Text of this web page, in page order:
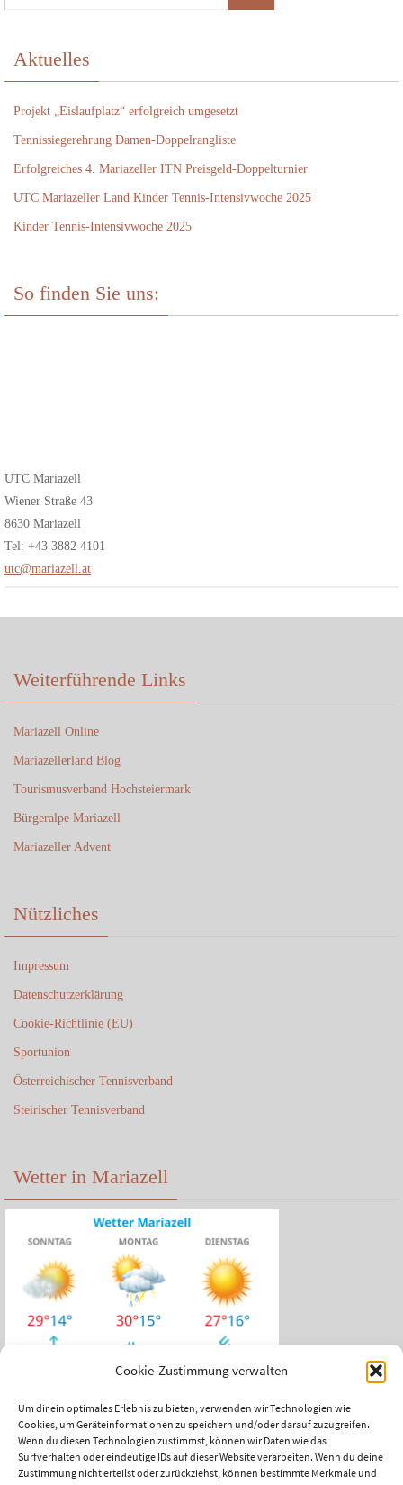
Cookie-Zustimmung verwalten
Um dir ein optimales Erlebnis zu bieten, verwenden wir Technologien wie
Cookies, um Geräteinformationen zu speichern und/oder darauf zuzugreifen.
Wenn du diesen Technologien zustimmst, können wir Daten wie das
Surfverhalten oder eindeutige IDs auf dieser Website verarbeiten. Wenn du deine
Zustimmung nicht erteilst oder zurückziehst, können bestimmte Merkmale und
Aktuelles
Projekt „Eislaufplatz“ erfolgreich umgesetzt
Tennissiegerehrung Damen-Doppelrangliste
Erfolgreiches 4. Mariazeller ITN Preisgeld-Doppelturnier
UTC Mariazeller Land Kinder Tennis-Intensivwoche 2025
Kinder Tennis-Intensivwoche 2025
So finden Sie uns:
UTC Mariazell
Wiener Straße 43
8630 Mariazell
Tel: +43 3882 4101
utc@mariazell.at
Weiterführende Links
Mariazell Online
Mariazellerland Blog
Tourismusverband Hochsteiermark
Bürgeralpe Mariazell
Mariazeller Advent
Nützliches
Impressum
Datenschutzerklärung
Cookie-Richtlinie (EU)
Sportunion
Österreichischer Tennisverband
Steirischer Tennisverband
Wetter in Mariazell
Das aktuelle Wetter in Mariazell
Unwetter Warnzentrale